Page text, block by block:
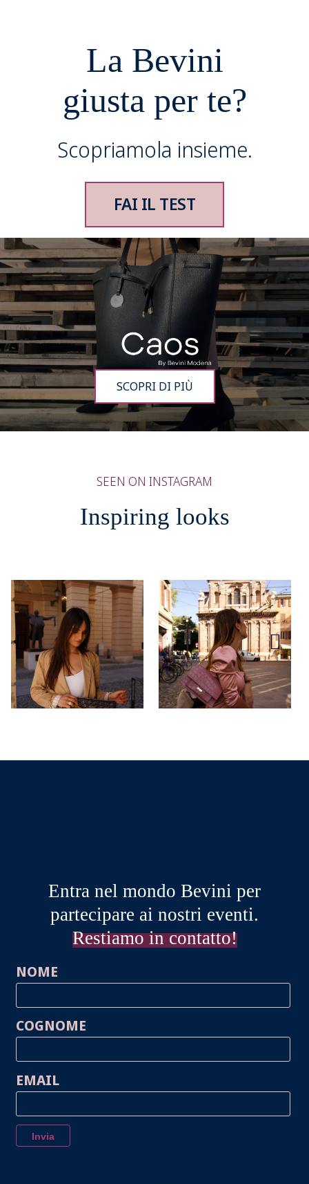
La Bevini
giusta per te?
Scopriamola insieme.
FAI IL TEST
SCOPRI DI PIÙ
SEEN ON INSTAGRAM
Inspiring looks
Entra nel mondo Bevini per
partecipare ai nostri eventi.
Restiamo in contatto!
NOME
COGNOME
EMAIL